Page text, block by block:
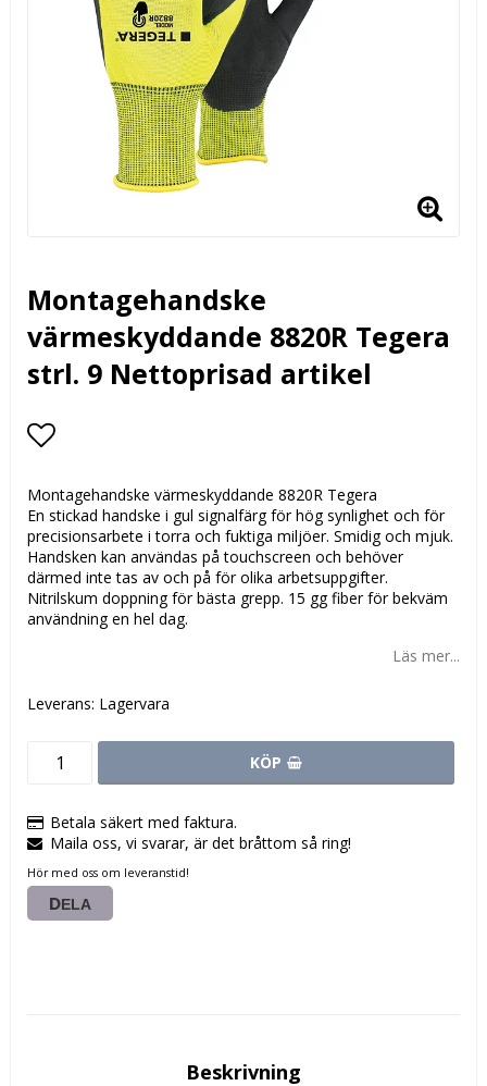
Montagehandske
värmeskyddande 8820R Tegera
strl. 9 Nettoprisad artikel
Montagehandske värmeskyddande 8820R Tegera
En stickad handske i gul signalfärg för hög synlighet och för
precisionsarbete i torra och fuktiga miljöer. Smidig och mjuk.
Handsken kan användas på touchscreen och behöver
därmed inte tas av och på för olika arbetsuppgifter.
Nitrilskum doppning för bästa grepp. 15 gg fiber för bekväm
användning en hel dag.
Läs mer...
Leverans: Lagervara
KÖP
Betala säkert med faktura.
Maila oss, vi svarar, är det bråttom så ring!
Hör med oss om leveranstid!
DELA
Beskrivning